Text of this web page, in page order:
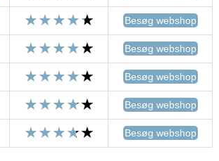
Besøg webshop
Besøg webshop
Besøg webshop
Besøg webshop
Besøg webshop